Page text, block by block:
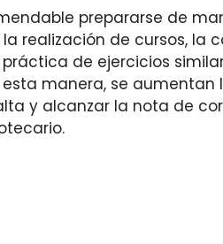
prepararse de
realización de cursos, la
de ejercicios
esta manera, se
y alcanzar la nota de